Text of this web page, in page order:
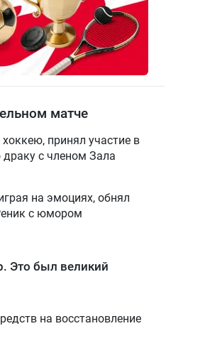
матче
принял участие в
драку с членом Зала
на эмоциях, обнял
с юмором
Это был великий
на восстановление